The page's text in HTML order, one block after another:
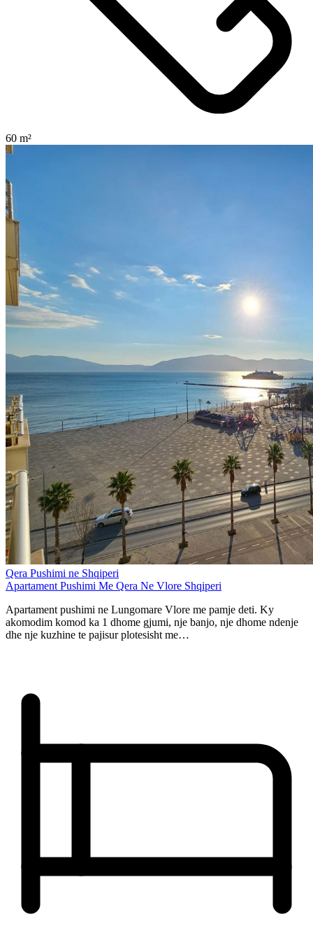
60 m²
Qera Pushimi ne Shqiperi
Apartament Pushimi Me Qera Ne Vlore Shqiperi
Apartament pushimi ne Lungomare Vlore me pamje deti. Ky
akomodim komod ka 1 dhome gjumi, nje banjo, nje dhome ndenje
dhe nje kuzhine te pajisur plotesisht me…